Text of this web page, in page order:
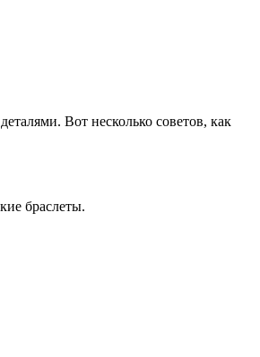
Вот несколько советов, как
браслеты.